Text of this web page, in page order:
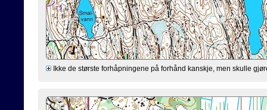
Ikke de største forhåpningene på forhånd kanskje, men skulle